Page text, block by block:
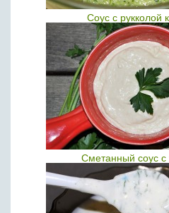
Соус с рукколой
Сметанный соус